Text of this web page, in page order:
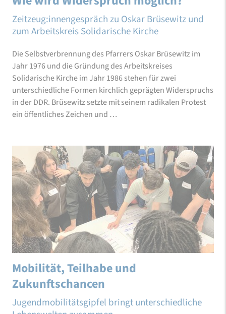
Zeitzeug:innengespräch zu Oskar Brüsewitz und
zum Arbeitskreis Solidarische Kirche
Die Selbstverbrennung des Pfarrers Oskar Brüsewitz im
Jahr 1976 und die Gründung des Arbeitskreises
Solidarische Kirche im Jahr 1986 stehen für zwei
unterschiedliche Formen kirchlich geprägten Widerspruchs
in der DDR. Brüsewitz setzte mit seinem radikalen Protest
ein öffentliches Zeichen und …
Mobilität, Teilhabe und
Zukunftschancen
Jugendmobilitätsgipfel bringt unterschiedliche